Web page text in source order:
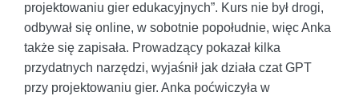
projektowaniu gier edukacyjnych”. Kurs nie był drogi,
odbywał się online, w sobotnie popołudnie, więc Anka
także się zapisała. Prowadzący pokazał kilka
przydatnych narzędzi, wyjaśnił jak działa czat GPT
przy projektowaniu gier. Anka poćwiczyła w